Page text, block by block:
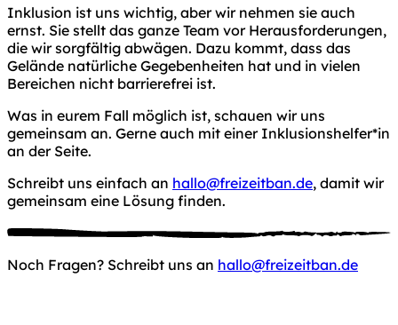
Inklusion ist uns wichtig, aber wir nehmen sie auch
ernst. Sie stellt das ganze Team vor Herausforderungen,
die wir sorgfältig abwägen. Dazu kommt, dass das
Gelände natürliche Gegebenheiten hat und in vielen
Bereichen nicht barrierefrei ist.
Was in eurem Fall möglich ist, schauen wir uns
gemeinsam an. Gerne auch mit einer Inklusionshelfer*in
an der Seite.
Schreibt uns einfach an hallo@freizeitban.de, damit wir
gemeinsam eine Lösung finden.
Noch Fragen? Schreibt uns an hallo@freizeitban.de